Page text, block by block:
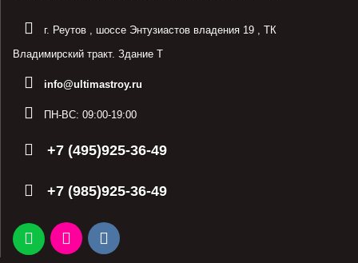
г. Реутов , шоссе Энтузиастов владения 19 , ТК
Владимирский тракт. Здание Т
info@ultimastroy.ru
ПН-ВС: 09:00-19:00
+7 (495)925-36-49
+7 (985)925-36-49
